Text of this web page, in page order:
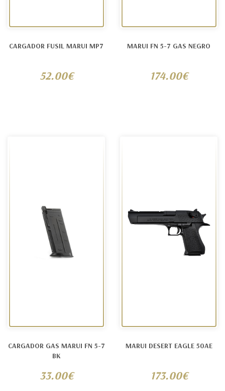
CARGADOR FUSIL MARUI MP7
52.00€
MARUI FN 5-7 GAS NEGRO
174.00€
CARGADOR GAS MARUI FN 5-7
BK
33.00€
MARUI DESERT EAGLE 50AE
173.00€